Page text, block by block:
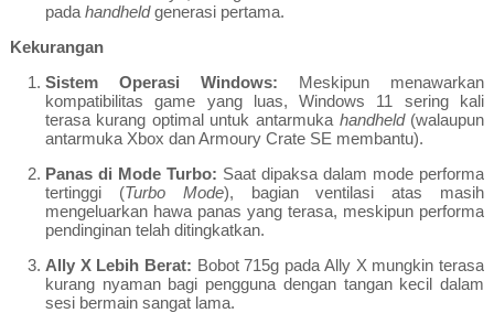
pada handheldgenerasi pertama.
Kekurangan
Sistem Operasi Windows: Meskipun menawarkan
kompatibilitas game yang luas, Windows 11 sering kali
terasa kurang optimal untuk antarmuka handheld(walaupun
antarmuka Xbox dan Armoury Crate SE membantu).
Panas di Mode Turbo: Saat dipaksa dalam mode performa
tertinggi (Turbo Mode), bagian ventilasi atas masih
mengeluarkan hawa panas yang terasa, meskipun performa
pendinginan telah ditingkatkan.
Ally X Lebih Berat: Bobot 715g pada Ally X mungkin terasa
kurang nyaman bagi pengguna dengan tangan kecil dalam
sesi bermain sangat lama.